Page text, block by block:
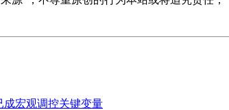
成宏观调控关键变量